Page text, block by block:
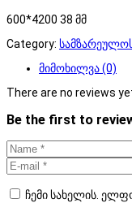
600*4200 38 მმ
Category:
მიმოხილვა (0)
There are no reviews
Be the first to
ჩემი სახელის.